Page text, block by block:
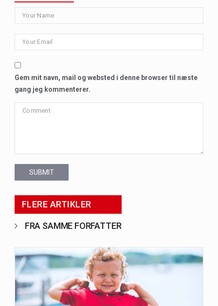
Gem mit navn, mail og websted i denne browser til næste
gang jeg kommenterer.
SUBMIT
FLERE ARTIKLER
FRA SAMME FORFATTER